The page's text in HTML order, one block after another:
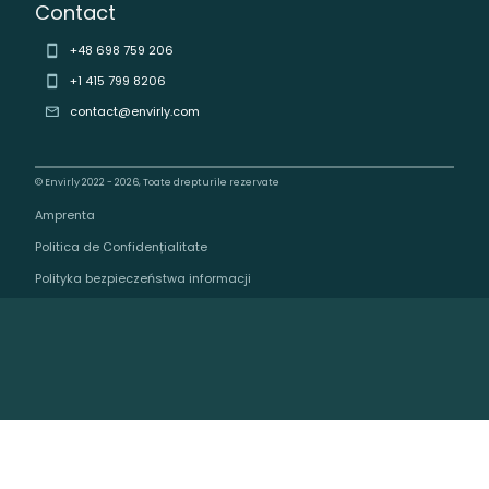
Contact
+48 698 759 206
+1 415 799 8206
contact@envirly.com
© Envirly 2022 - 2026, Toate drepturile rezervate
Amprenta
Politica de Confidențialitate
Polityka bezpieczeństwa informacji